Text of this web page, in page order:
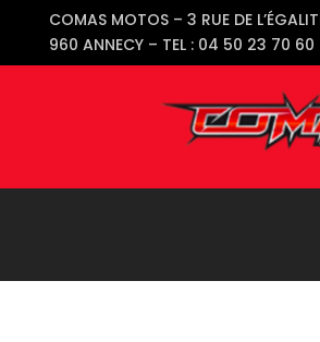
COMAS MOTOS – 3 RUE DE
960 ANNECY – TEL : 04 50 23 70 60